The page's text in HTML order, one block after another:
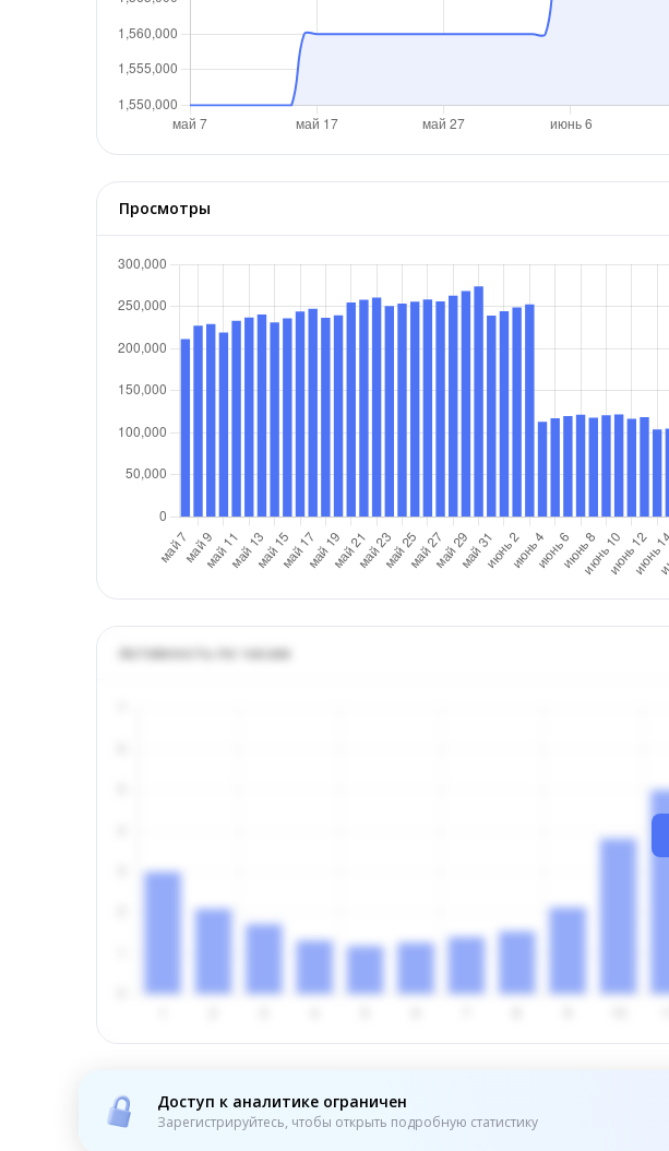
Просмотры
Активность по часам
Доступ к аналитике ограничен
Зарегистрируйтесь, чтобы открыть подробную статистику